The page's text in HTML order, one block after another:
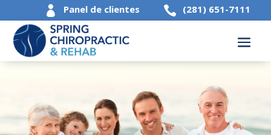
 Panel de clientes  (281) 651-7111